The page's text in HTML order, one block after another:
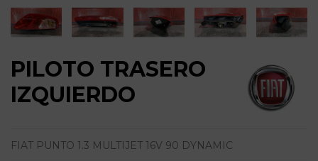
PILOTO TRASERO
IZQUIERDO
FIAT PUNTO 1.3 MULTIJET 16V 90 DYNAMIC